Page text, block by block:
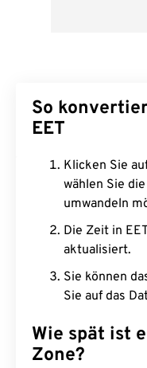
So
EET
Klicken Sie
wählen Sie
umwandeln
Die Zeit in
aktualisiert.
Sie können
Sie auf das
Wie spät ist
Zone?